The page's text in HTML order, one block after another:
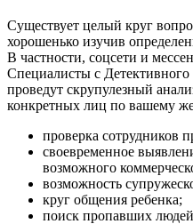
Существует целый круг
хорошенько изучив
В частности, соцсети и
Специалисты с
проведут скрупулезный
конкретных лиц по вашему
проверка сотрудников
своевременное
возможного
возможность
круг общения ребенка;
поиск пропавших